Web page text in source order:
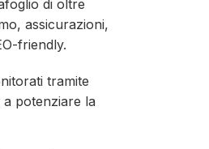
di oltre
assicurazioni,
friendly.
tramite
potenziare la